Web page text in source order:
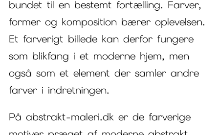
bundet til en bestemt fortælling. Farver,
former og komposition bærer oplevelsen.
Et farverigt billede kan derfor fungere
som blikfang i et moderne hjem, men
også som et element der samler andre
farver i indretningen.
På abstrakt-maleri.dk er de farverige